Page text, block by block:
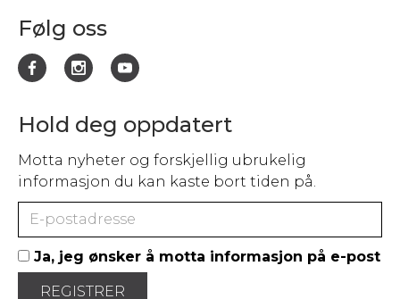
Følg oss
Hold deg oppdatert
Motta nyheter og forskjellig ubrukelig
informasjon du kan kaste bort tiden på.
Ja, jeg ønsker å motta informasjon på e-post